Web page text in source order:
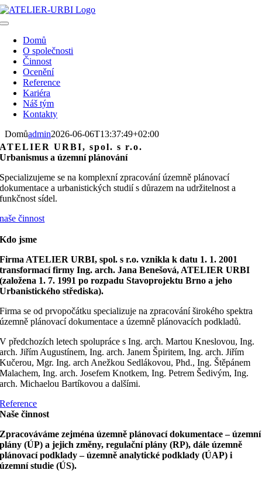
Přeskočit
na
Toggle
NavigationDomů
O společnosti
Činnost
Ocenění
Reference
Kariéra
Náš tým
Kontakty
Domůadmin2026-06-06T13:37:49+02:00
ATELIER URBI, spol. s r.o.
Urbanismus a územní plánování
Specializujeme se na komplexní zpracování územně plánovací
dokumentace a urbanistických studií s důrazem na udržitelnost a
funkčnost sídel.
naše činnost
Kdo jsme
Firma ATELIER URBI, spol. s r.o. vznikla k datu 1. 1. 2001
transformací firmy Ing. arch. Jana Benešová, ATELIER URBI
(založena 1. 7. 1991 po rozpadu Stavoprojektu Brno a jeho
Urbanistického střediska).
Firma se od prvopočátku specializuje na zpracování širokého spektra
územně plánovací dokumentace a územně plánovacích podkladů.
V předchozích letech spolupráce s Ing. arch. Martou Kneslovou, Ing.
arch. Jiřím Augustínem, Ing. arch. Janem Špiritem, Ing. arch. Jiřím
Kučerou, Mgr. Ing. arch Anežkou Sedlákovou, Phd., Ing. Štěpánem
Malachem, Ing. arch. Josefem Knotkem, Ing. Petrem Šedivým, Ing.
arch. Michaelou Bartíkovou a dalšími.
Reference
Naše činnost
Zpracováváme zejména územně plánovací dokumentace – územní
plány (ÚP) a jejich změny, regulační plány (RP), dále územně
plánovací podklady – územně analytické podklady (ÚAP) i
územní studie (ÚS).